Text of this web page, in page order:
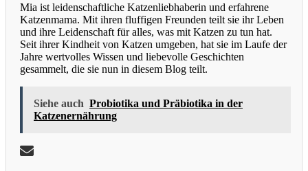
Mia ist leidenschaftliche Katzenliebhaberin und erfahrene
Katzenmama. Mit ihren fluffigen Freunden teilt sie ihr Leben
und ihre Leidenschaft für alles, was mit Katzen zu tun hat.
Seit ihrer Kindheit von Katzen umgeben, hat sie im Laufe der
Jahre wertvolles Wissen und liebevolle Geschichten
gesammelt, die sie nun in diesem Blog teilt.
Siehe auch Probiotika und Präbiotika in der
Katzenernährung